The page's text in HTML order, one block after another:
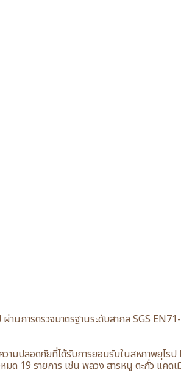
นการตรวจมาตรฐานระดับสากล SGS
ามปลอดภัยที่ได้รับการยอมรับในสหภาพยุโ
มด 19 รายการ เช่น พลวง สารหนู ตะกั่ว แคด